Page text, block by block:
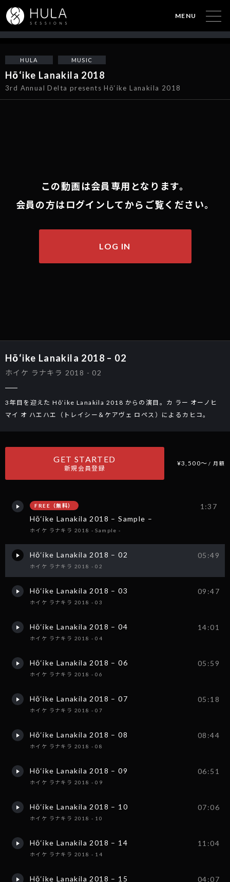
MENU
HULA MUSIC
Hō‘ike Lanakila 2018
3rd Annual Delta presents Hō‘ike Lanakila 2018
この動画は会員専用となります。
会員の方はログインしてからご覧ください。
LOG IN
Hō‘ike Lanakila 2018 – 02
ホイケ ラナキラ 2018 - 02
3年目を迎えた Hō‘ike Lanakila 2018 からの演目。カ ラー オーノヒ
マイ オ ハエハエ（トレイシー＆ケアヴェ ロペス）によるカヒコ。
GET STARTED
新規会員登録
¥3,500〜 / 月額
FREE（無料）
Hō‘ike Lanakila 2018 – Sample –
ホイケ ラナキラ 2018 - Sample -
1:37
Hō‘ike Lanakila 2018 – 02
ホイケ ラナキラ 2018 - 02
05:49
Hō‘ike Lanakila 2018 – 03
ホイケ ラナキラ 2018 - 03
09:47
Hō‘ike Lanakila 2018 – 04
ホイケ ラナキラ 2018 - 04
14:01
Hō‘ike Lanakila 2018 – 06
ホイケ ラナキラ 2018 - 06
05:59
Hō‘ike Lanakila 2018 – 07
ホイケ ラナキラ 2018 - 07
05:18
Hō‘ike Lanakila 2018 – 08
ホイケ ラナキラ 2018 - 08
08:44
Hō‘ike Lanakila 2018 – 09
ホイケ ラナキラ 2018 - 09
06:51
Hō‘ike Lanakila 2018 – 10
ホイケ ラナキラ 2018 - 10
07:06
Hō‘ike Lanakila 2018 – 14
ホイケ ラナキラ 2018 - 14
11:04
Hō‘ike Lanakila 2018 – 15 04:07